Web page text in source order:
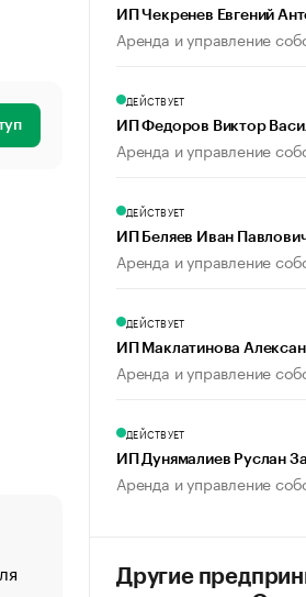
«От спорта тело стареет
ИП Чекренев Евгений
Аренда и управление
ДЕЙСТВУЕТ
ИП Федоров Виктор
Аренда и управление
ДЕЙСТВУЕТ
ИП Беляев Иван
Аренда и управление
ДЕЙСТВУЕТ
ИП Маклатинова
Аренда и управление
ДЕЙСТВУЕТ
ИП Дунямалиев Руслан
Аренда и управление
Другие